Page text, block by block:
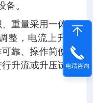
备。
重量采用一体式
整，电流上升平
靠、操作简便、
升流或升压试验电话咨询